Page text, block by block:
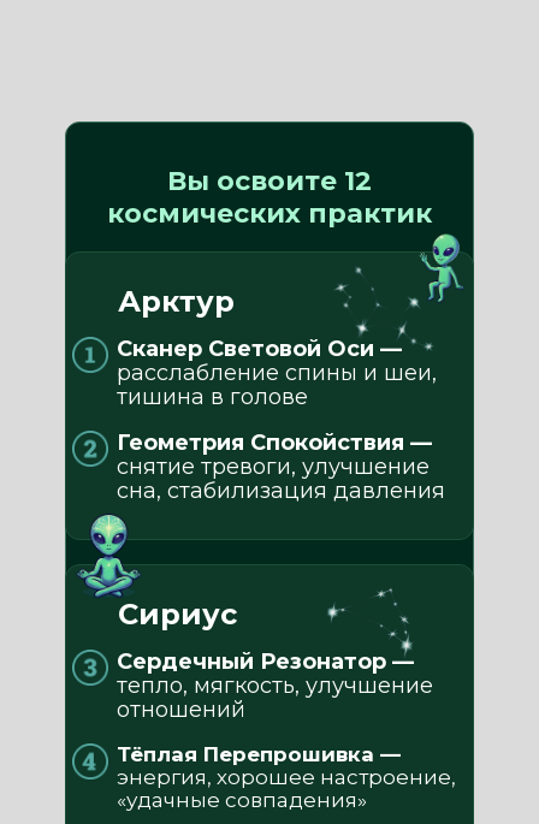
Вы освоите 12
космических практик
Арктур
Сканер Световой Оси —
расслабление спины и шеи,
тишина в голове
Геометрия Спокойствия —
снятие тревоги, улучшение
сна, стабилизация давления
Сириус
Сердечный Резонатор —
тепло, мягкость, улучшение
отношений
Тёплая Перепрошивка —
энергия, хорошее настроение,
«удачные совпадения»